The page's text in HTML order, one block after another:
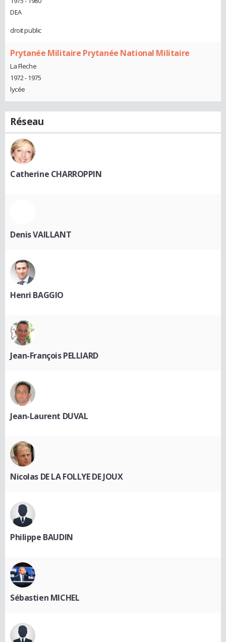
DEA
droit public
Prytanée Militaire Prytanée National Militaire
La Fleche
1972 - 1975
lycée
Réseau
Catherine CHARROPPIN
Denis VAILLANT
Henri BAGGIO
Jean-François PELLIARD
Jean-Laurent DUVAL
Nicolas DE LA FOLLYE DE JOUX
Philippe BAUDIN
Sébastien MICHEL